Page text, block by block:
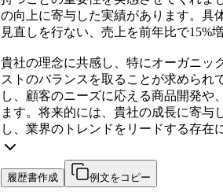
の向上に寄与した実績があります。具
見直しを行ない、売上を前年比で15%
貴社の理念に共感し、特にオーガニッ
ストのバランスを取ることが求められ
し、顧客のニーズに応える商品開発や
ます。将来的には、貴社の成長に寄与
し、業界のトレンドをリードする存在
履歴書作成 例文をコピー